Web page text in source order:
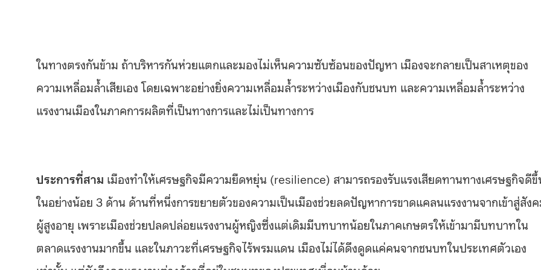
ในทางตรงกันข้าม ถ้าบริหารกันห่วยแตกและมองไม่เห็นความซับซ้อนของปัญหา เมืองจะกลายเป็นสาเหตุของ
ความเหลื่อมล้ำเสียเอง โดยเฉพาะอย่างยิ่งความเหลื่อมล้ำระหว่างเมืองกับชนบท และความเหลื่อมล้ำระหว่าง
แรงงานเมืองในภาคการผลิตที่เป็นทางการและไม่เป็นทางการ
ประการที่สาม เมืองทำให้เศรษฐกิจมีความยืดหยุ่น (resilience) สามารถรองรับแรงเสียดทานทางเศรษฐกิจดี
ในอย่างน้อย 3 ด้าน ด้านที่หนึ่งการขยายตัวของความเป็นเมืองช่วยลดปัญหาการขาดแคลนแรงงานจากเข้าสู่สัง
ผู้สูงอายุ เพราะเมืองช่วยปลดปล่อยแรงงานผู้หญิงซึ่งแต่เดิมมีบทบาทน้อยในภาคเกษตรให้เข้ามามีบทบาทใน
ตลาดแรงงานมากขึ้น และในภาวะที่เศรษฐกิจไร้พรมแดน เมืองไม่ได้ดึงดูดแค่คนจากชนบทในประเทศตัวเอง